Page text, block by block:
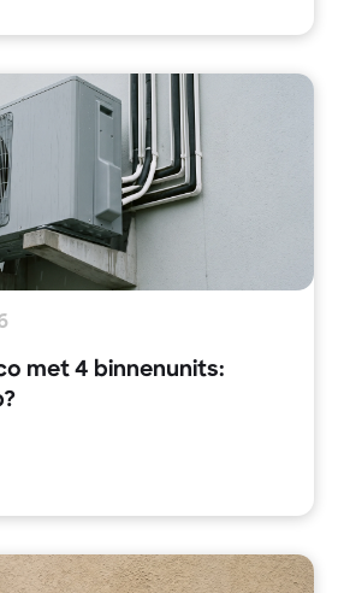
met 4 binnenunits: